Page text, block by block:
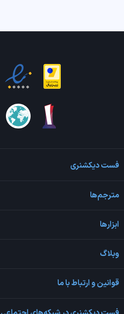
فست دیکشنری
مترجم‌ها
ابزارها
وبلاگ
قوانین و ارتباط با ما